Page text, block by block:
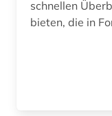
schnellen
bieten, die in